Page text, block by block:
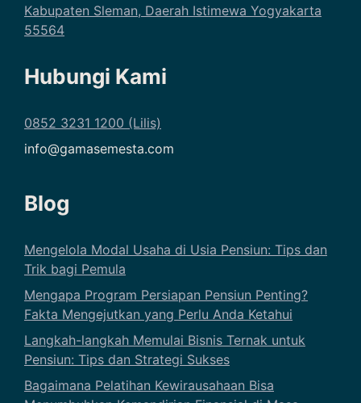
Kabupaten Sleman, Daerah Istimewa Yogyakarta
55564
Hubungi Kami
0852 3231 1200 (Lilis)
info@gamasemesta.com
Blog
Mengelola Modal Usaha di Usia Pensiun: Tips dan
Trik bagi Pemula
Mengapa Program Persiapan Pensiun Penting?
Fakta Mengejutkan yang Perlu Anda Ketahui
Langkah-langkah Memulai Bisnis Ternak untuk
Pensiun: Tips dan Strategi Sukses
Bagaimana Pelatihan Kewirausahaan Bisa